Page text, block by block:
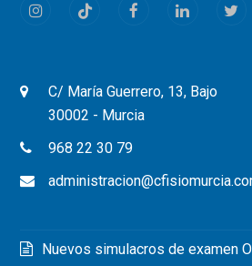
InstagramTiktok FacebookLinkedIn
C/ María Guerrero, 13, Bajo
30002 - Murcia
968 22 30 79
Nuevos simulacros de examen